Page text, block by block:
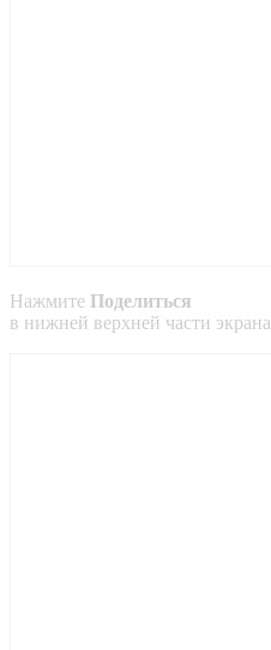
Нажмите Поделиться
в нижней верхней части экрана